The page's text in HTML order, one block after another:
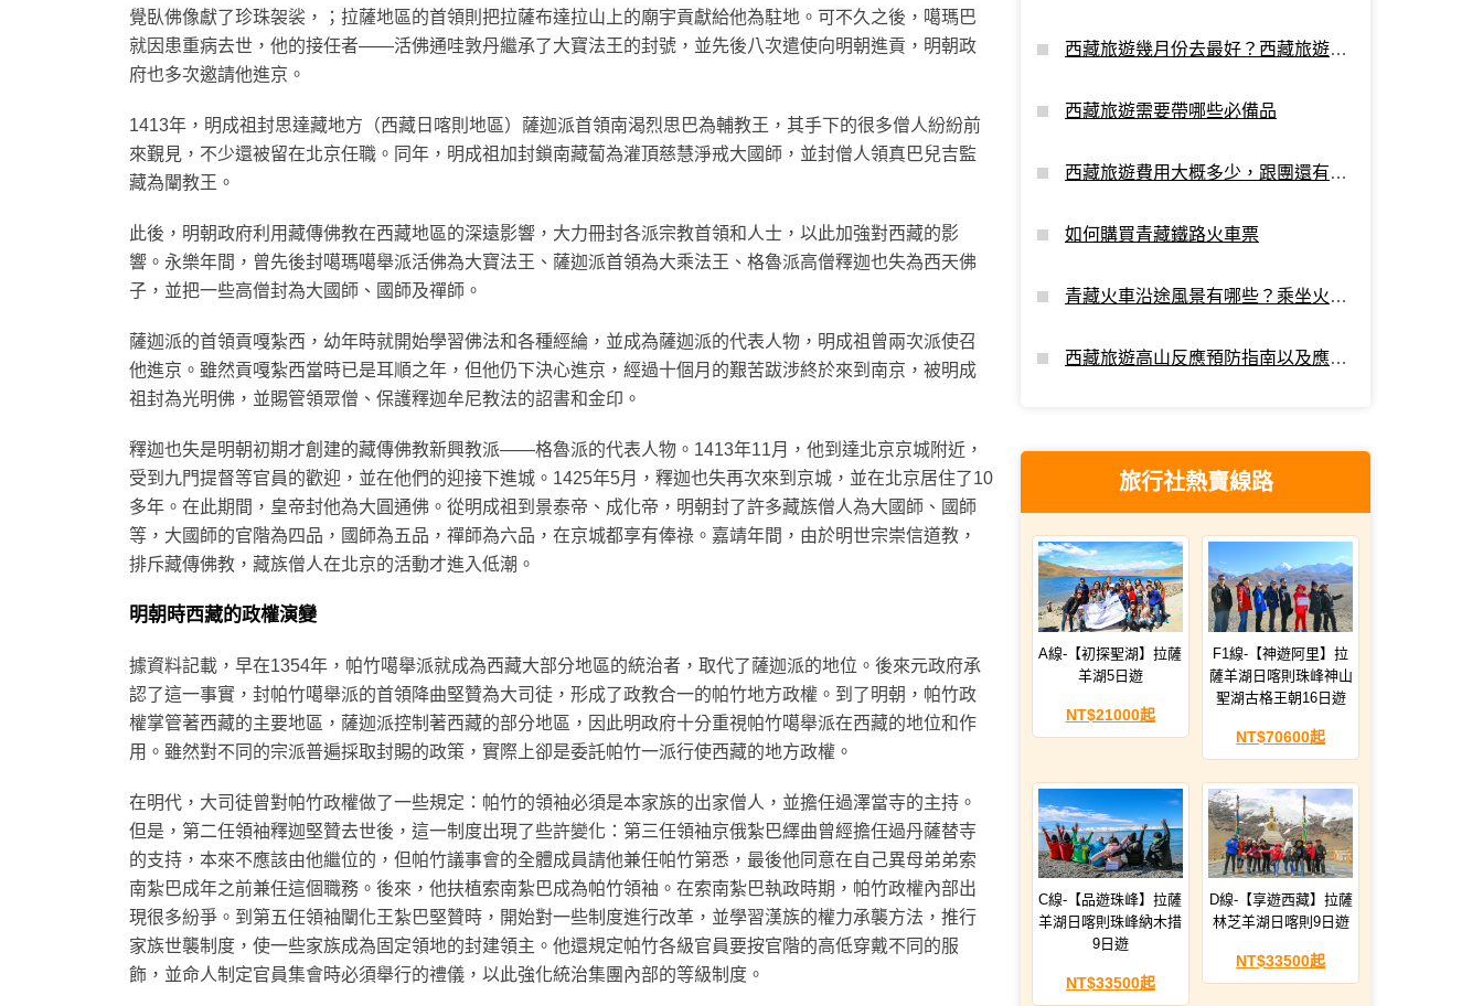
覺臥佛像獻了珍珠袈裟，；拉薩地區的首領則把拉薩布達拉山上的廟宇貢獻給他為駐地。可不久之後，噶瑪巴
就因患重病去世，他的接任者——活佛通哇敦丹繼承了大寶法王的封號，並先後八次遣使向明朝進貢，明朝政
府也多次邀請他進京。
1413年，明成祖封思達藏地方（西藏日喀則地區）薩迦派首領南渴烈思巴為輔教王，其手下的很多僧人紛紛前
來覲見，不少還被留在北京任職。同年，明成祖加封鎖南藏蔔為灌頂慈慧淨戒大國師，並封僧人領真巴兒吉監
藏為闡教王。
此後，明朝政府利用藏傳佛教在西藏地區的深遠影響，大力冊封各派宗教首領和人士，以此加強對西藏的影
響。永樂年間，曾先後封噶瑪噶舉派活佛為大寶法王、薩迦派首領為大乘法王、格魯派高僧釋迦也失為西天佛
子，並把一些高僧封為大國師、國師及禪師。
薩迦派的首領貢嘎紮西，幼年時就開始學習佛法和各種經綸，並成為薩迦派的代表人物，明成祖曾兩次派使召
他進京。雖然貢嘎紮西當時已是耳順之年，但他仍下決心進京，經過十個月的艱苦跋涉終於來到南京，被明成
祖封為光明佛，並賜管領眾僧、保護釋迦牟尼教法的詔書和金印。
釋迦也失是明朝初期才創建的藏傳佛教新興教派——格魯派的代表人物。1413年11月，他到達北京京城附近，
受到九門提督等官員的歡迎，並在他們的迎接下進城。1425年5月，釋迦也失再次來到京城，並在北京居住了10
多年。在此期間，皇帝封他為大圓通佛。從明成祖到景泰帝、成化帝，明朝封了許多藏族僧人為大國師、國師
等，大國師的官階為四品，國師為五品，禪師為六品，在京城都享有俸祿。嘉靖年間，由於明世宗崇信道教，
排斥藏傳佛教，藏族僧人在北京的活動才進入低潮。
明朝時西藏的政權演變
據資料記載，早在1354年，帕竹噶舉派就成為西藏大部分地區的統治者，取代了薩迦派的地位。後來元政府承
認了這一事實，封帕竹噶舉派的首領降曲堅贊為大司徒，形成了政教合一的帕竹地方政權。到了明朝，帕竹政
權掌管著西藏的主要地區，薩迦派控制著西藏的部分地區，因此明政府十分重視帕竹噶舉派在西藏的地位和作
用。雖然對不同的宗派普遍採取封賜的政策，實際上卻是委託帕竹一派行使西藏的地方政權。
在明代，大司徒曾對帕竹政權做了一些規定：帕竹的領袖必須是本家族的出家僧人，並擔任過澤當寺的主持。
但是，第二任領袖釋迦堅贊去世後，這一制度出現了些許變化：第三任領袖京俄紮巴繹曲曾經擔任過丹薩替寺
的支持，本來不應該由他繼位的，但帕竹議事會的全體成員請他兼任帕竹第悉，最後他同意在自己異母弟弟索
南紮巴成年之前兼任這個職務。後來，他扶植索南紮巴成為帕竹領袖。在索南紮巴執政時期，帕竹政權內部出
現很多紛爭。到第五任領袖闡化王紮巴堅贊時，開始對一些制度進行改革，並學習漢族的權力承襲方法，推行
家族世襲制度，使一些家族成為固定領地的封建領主。他還規定帕竹各級官員要按官階的高低穿戴不同的服
飾，並命人制定官員集會時必須舉行的禮儀，以此強化統治集團內部的等級制度。
西藏旅遊幾月份去最好？西藏旅遊最
西藏旅遊需要帶哪些必備品
西藏旅遊費用大概多少，跟團還有額
如何購買青藏鐵路火車票
青藏火車沿途風景有哪些？乘坐火車
西藏旅遊高山反應預防指南以及應對
旅行社熱賣線路
A線-【初探聖湖】拉薩
羊湖5日遊
NT$21000起
F1線-【神遊阿里】拉
薩羊湖日喀則珠峰神山
聖湖古格王朝16日遊
NT$70600起
C線-【品遊珠峰】拉薩
羊湖日喀則珠峰納木措
9日遊
NT$33500起
D線-【享遊西藏】拉薩
林芝羊湖日喀則9日遊
NT$33500起